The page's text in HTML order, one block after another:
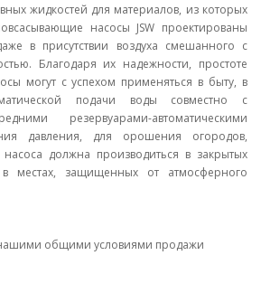
жидкостей для материалов, из которых
насосы JSW проектированы
в присутствии воздуха смешанного с
Благодаря их надежности, простоте
могут с успехом применяться в быту, в
подачи воды совместно с
резервуарами-автоматическими
давления, для орошения огородов,
должна производиться в закрытых
местах, защищенных от атмосферного
нашими общими условиями продажи